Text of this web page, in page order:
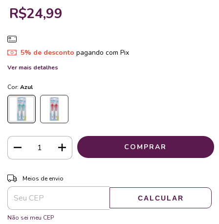
R$24,99
5% de desconto pagando com Pix
Ver mais detalhes
Cor: Azul
Entregas para o CEP:
Meios de envio
CALCULAR
Não sei meu CEP